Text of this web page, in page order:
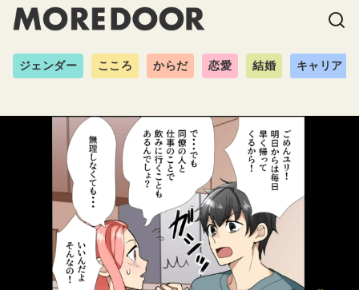
ジェンダー こころ からだ 恋愛 結婚 キャリア